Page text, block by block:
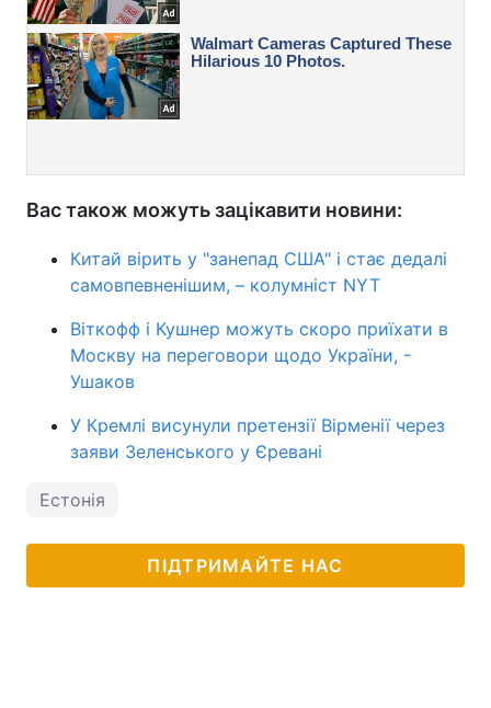
Вас також можуть зацікавити новини:
Китай вірить у "занепад США" і стає дедалі
самовпевненішим, – колумніст NYT
Віткофф і Кушнер можуть скоро приїхати в
Москву на переговори щодо України, -
Ушаков
У Кремлі висунули претензії Вірменії через
заяви Зеленського у Єревані
Естонія
ПІДТРИМАЙТЕ НАС